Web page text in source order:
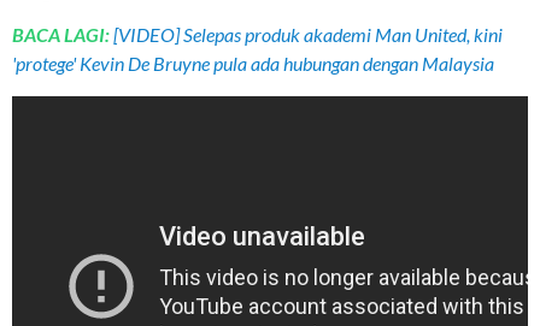
BACA LAGI:[VIDEO] Selepas produk akademi Man United, kini
'protege' Kevin De Bruyne pula ada hubungan dengan Malaysia